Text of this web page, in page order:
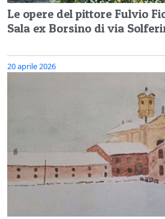
Le opere del pittore Fulvio
Sala ex Borsino di via
20 aprile 2026